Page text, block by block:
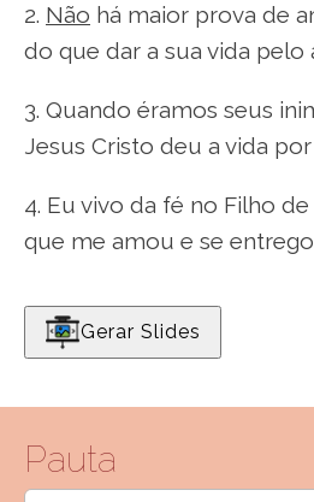
2. Não há maior prova de
do que dar a sua vida pelo
3. Quando éramos seus
Jesus Cristo deu a vida por
4. Eu vivo da fé no Filho de
que me amou e se
Gerar Slides
Pauta